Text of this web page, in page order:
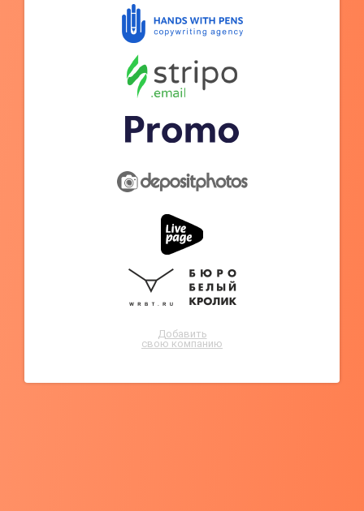
Добавить
свою компанию